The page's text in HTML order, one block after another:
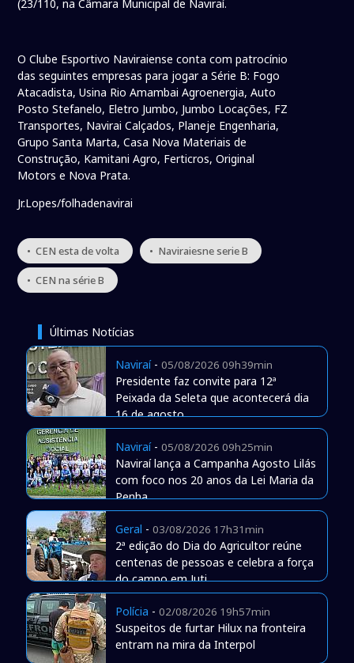
(23/110, na Câmara Municipal de Naviraí.
O Clube Esportivo Naviraiense conta com patrocínio
das seguintes empresas para jogar a Série B: Fogo
Atacadista, Usina Rio Amambai Agroenergia, Auto
Posto Stefanelo, Eletro Jumbo, Jumbo Locações, FZ
Transportes, Navirai Calçados, Planeje Engenharia,
Grupo Santa Marta, Casa Nova Materiais de
Construção, Kamitani Agro, Ferticros, Original
Motors e Nova Prata.
Jr.Lopes/folhadenavirai
• CEN esta de volta • Naviraiesne serie B
• CEN na série B
Últimas Notícias
Naviraí- 05/08/2026 09h39min
Presidente faz convite para 12ª
Peixada da Seleta que acontecerá dia
16 de agosto
Naviraí- 05/08/2026 09h25min
Naviraí lança a Campanha Agosto Lilás
com foco nos 20 anos da Lei Maria da
Penha
Geral - 03/08/2026 17h31min
2ª edição do Dia do Agricultor reúne
centenas de pessoas e celebra a força
do campo em Juti
Polícia - 02/08/2026 19h57min
Suspeitos de furtar Hilux na fronteira
entram na mira da Interpol